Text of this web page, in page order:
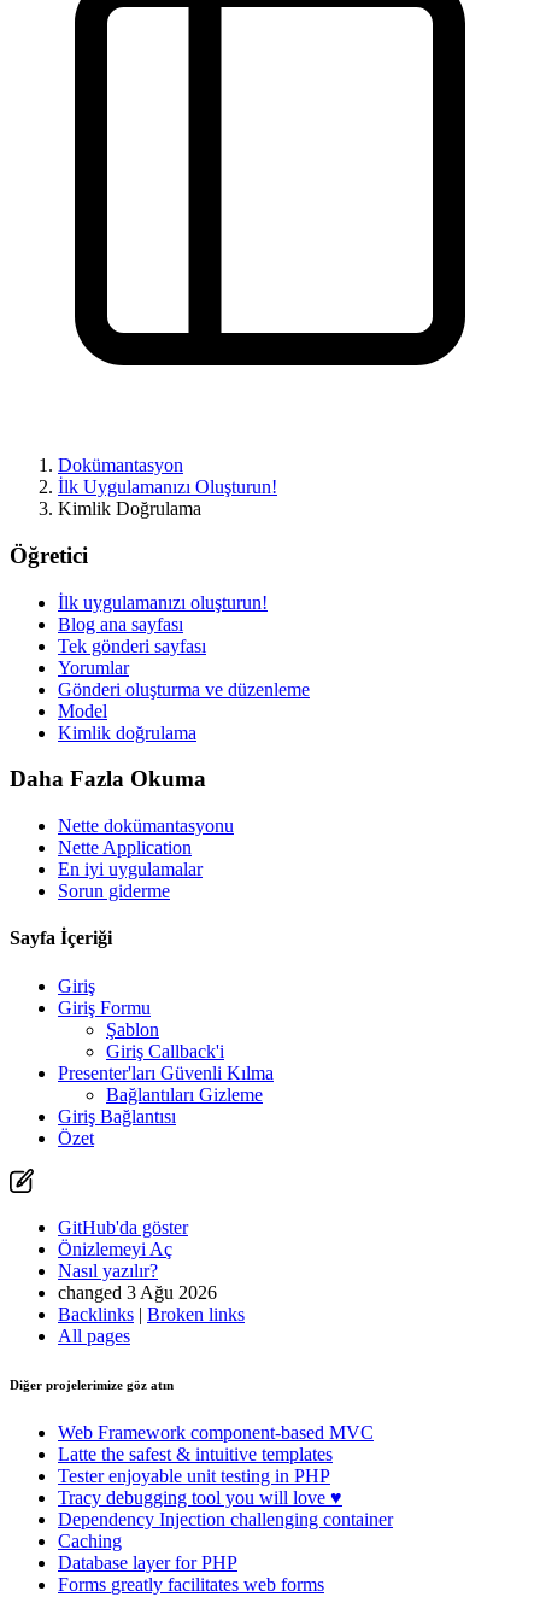
Bu sayfada bir sorun mu buldunuz?
GitHub'da göster
GitHub'da bu sayfayla ilgili bir sorun bildirin
Dokümantasyon
İlk Uygulamanızı Oluşturun!
Kimlik Doğrulama
Öğretici
İlk uygulamanızı oluşturun!
Blog ana sayfası
Tek gönderi sayfası
Yorumlar
Gönderi oluşturma ve düzenleme
Model
Kimlik doğrulama
Daha Fazla Okuma
Nette dokümantasyonu
Nette Application
En iyi uygulamalar
Sorun giderme
Sayfa İçeriği
Giriş
Giriş Formu
Şablon
Giriş Callback'i
Presenter'ları Güvenli Kılma
Bağlantıları Gizleme
Giriş Bağlantısı
Özet
GitHub'da göster
Önizlemeyi Aç
Nasıl yazılır?
changed 3 Ağu 2026
Backlinks | Broken links
All pages
Diğer projelerimize göz atın
Web Framework component-based MVC
Latte the safest & intuitive templates
Testerenjoyable unit testing in PHP
Tracy debugging tool you will love ♥
Dependency Injection challenging container
Caching
Database layer for PHP
Forms greatly facilitates web forms